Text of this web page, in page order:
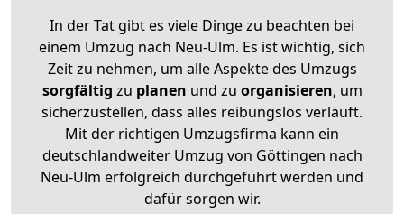
In der Tat gibt es viele Dinge zu beachten bei
einem Umzug nach Neu-Ulm. Es ist wichtig, sich
Zeit zu nehmen, um alle Aspekte des Umzugs
sorgfältig zu planen und zu organisieren, um
sicherzustellen, dass alles reibungslos verläuft.
Mit der richtigen Umzugsfirma kann ein
deutschlandweiter Umzug von Göttingen nach
Neu-Ulm erfolgreich durchgeführt werden und
dafür sorgen wir.